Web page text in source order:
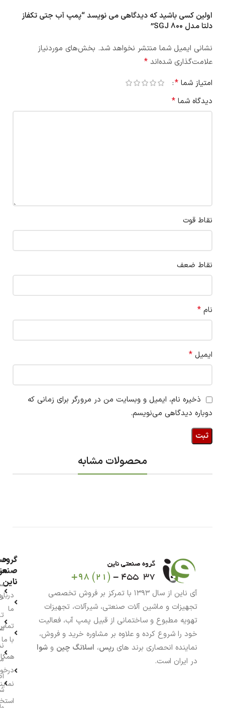
اولین کسی باشید که دیدگاهی می نویسد “پمپ آب جتی تکفاز
دلتا مدل SGJ 800”
نشانی ایمیل شما منتشر نخواهد شد. بخش‌های موردنیاز
علامت‌گذاری شده‌اند *
امتیاز شما *
دیدگاه شما *
نقاط قوت
نقاط ضعف
نام *
ایمیل *
ذخیره نام، ایمیل و وبسایت من در مرورگر برای زمانی که
دوباره دیدگاهی می‌نویسم.
محصولات مشابه
آی ناین از سال ۱۳۹۳ با تمرکز بر فروش تخصصی
تجهیزات و ماشین آلات صنعتی، شیرآلات، تجهیزات
تهویه مطبوع و ساختمانی از قبیل پمپ آب، فعالیت
خود را شروع کرده و علاوه بر مشاوره خرید و فروش،
نماینده انحصاری برند های رپس، اسلانگ چین و شوا
در ایران است.
گروه
ناین
ما
با ما